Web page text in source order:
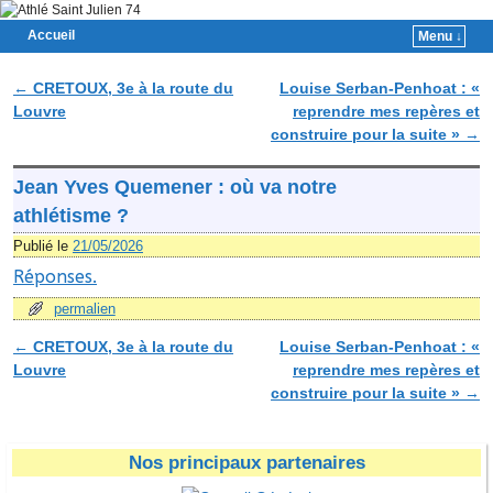
Accueil
Menu ↓
Navigation des articles
← CRETOUX, 3e à la route du
Louvre
Louise Serban-Penhoat : «
reprendre mes repères et
construire pour la suite » →
Jean Yves Quemener : où va notre
athlétisme ?
Publié le 21/05/2026
Réponses.
permalien
Navigation des articles
← CRETOUX, 3e à la route du
Louvre
Louise Serban-Penhoat : «
reprendre mes repères et
construire pour la suite » →
Nos principaux partenaires